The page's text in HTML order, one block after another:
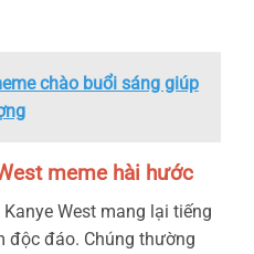
chào buổi sáng giúp
meme hài hước
West mang lại tiếng
độc đáo. Chúng thường